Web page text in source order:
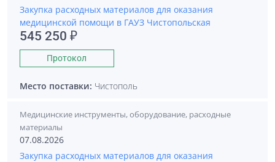
Закупка расходных материалов для оказания
медицинской помощи в ГАУЗ Чистопольская
545 250 ₽
Протокол
Место поставки: Чистополь
Медицинские инструменты, оборудование, расходные
материалы
07.08.2026
Закупка расходных материалов для оказания